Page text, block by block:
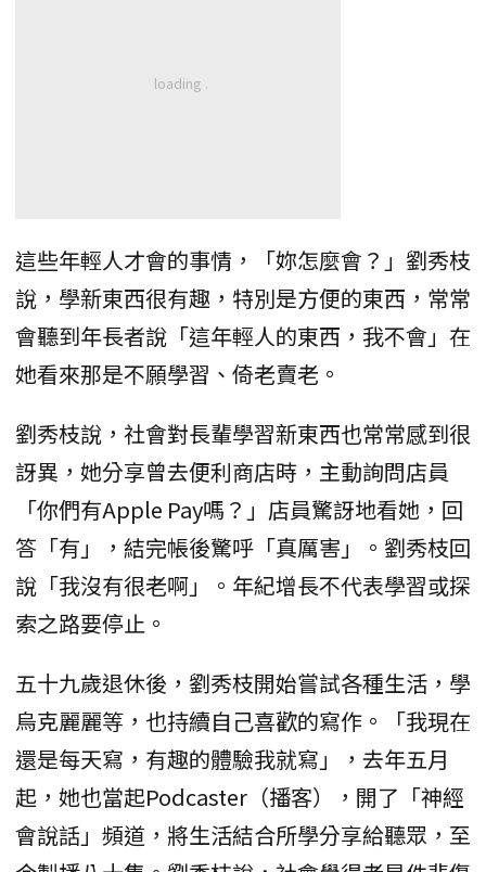
這些年輕人才會的事情，「妳怎麼會？」劉秀枝
說，學新東西很有趣，特別是方便的東西，常常
會聽到年長者說「這年輕人的東西，我不會」在
她看來那是不願學習、倚老賣老。
劉秀枝說，社會對長輩學習新東西也常常感到很
訝異，她分享曾去便利商店時，主動詢問店員
「你們有Apple Pay嗎？」店員驚訝地看她，回
答「有」，結完帳後驚呼「真厲害」。劉秀枝回
說「我沒有很老啊」。年紀增長不代表學習或探
索之路要停止。
五十九歲退休後，劉秀枝開始嘗試各種生活，學
烏克麗麗等，也持續自己喜歡的寫作。「我現在
還是每天寫，有趣的體驗我就寫」，去年五月
起，她也當起Podcaster（播客），開了「神經
會說話」頻道，將生活結合所學分享給聽眾，至